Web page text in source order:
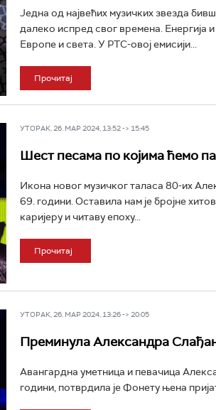
Једна од највећих музичких звезда
далеко испред свог времена.
Европе и света. У РТС-овој емисији...
Прочитај
УТОРАК, 26. МАР 2024, 13:52 -> 15:45
Шест песама по којима ћемо
Икона новог музичког таласа 80-их
69. години. Оставила нам је бројне
каријеру и читаву епоху...
Прочитај
УТОРАК, 26. МАР 2024, 13:26 -> 20:05
Преминула Александра
Авангардна уметница и певачица
години, потврдила је Фонету њена